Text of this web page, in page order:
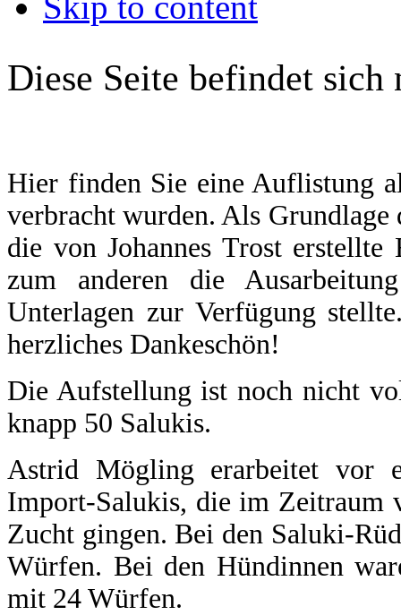
Diese Seite befindet
Hier finden Sie eine Auflistung
verbracht wurden. Als
die von Johannes Trost erstellte
zum anderen die
Unterlagen zur Verfügung
herzliches Dankeschön!
Die Aufstellung ist noch nicht
knapp 50 Salukis.
Astrid Mögling erarbeitet vor
Import-Salukis, die im Zeitraum
Zucht gingen. Bei den Saluki-
Würfen. Bei den Hündinnen
mit 24 Würfen.